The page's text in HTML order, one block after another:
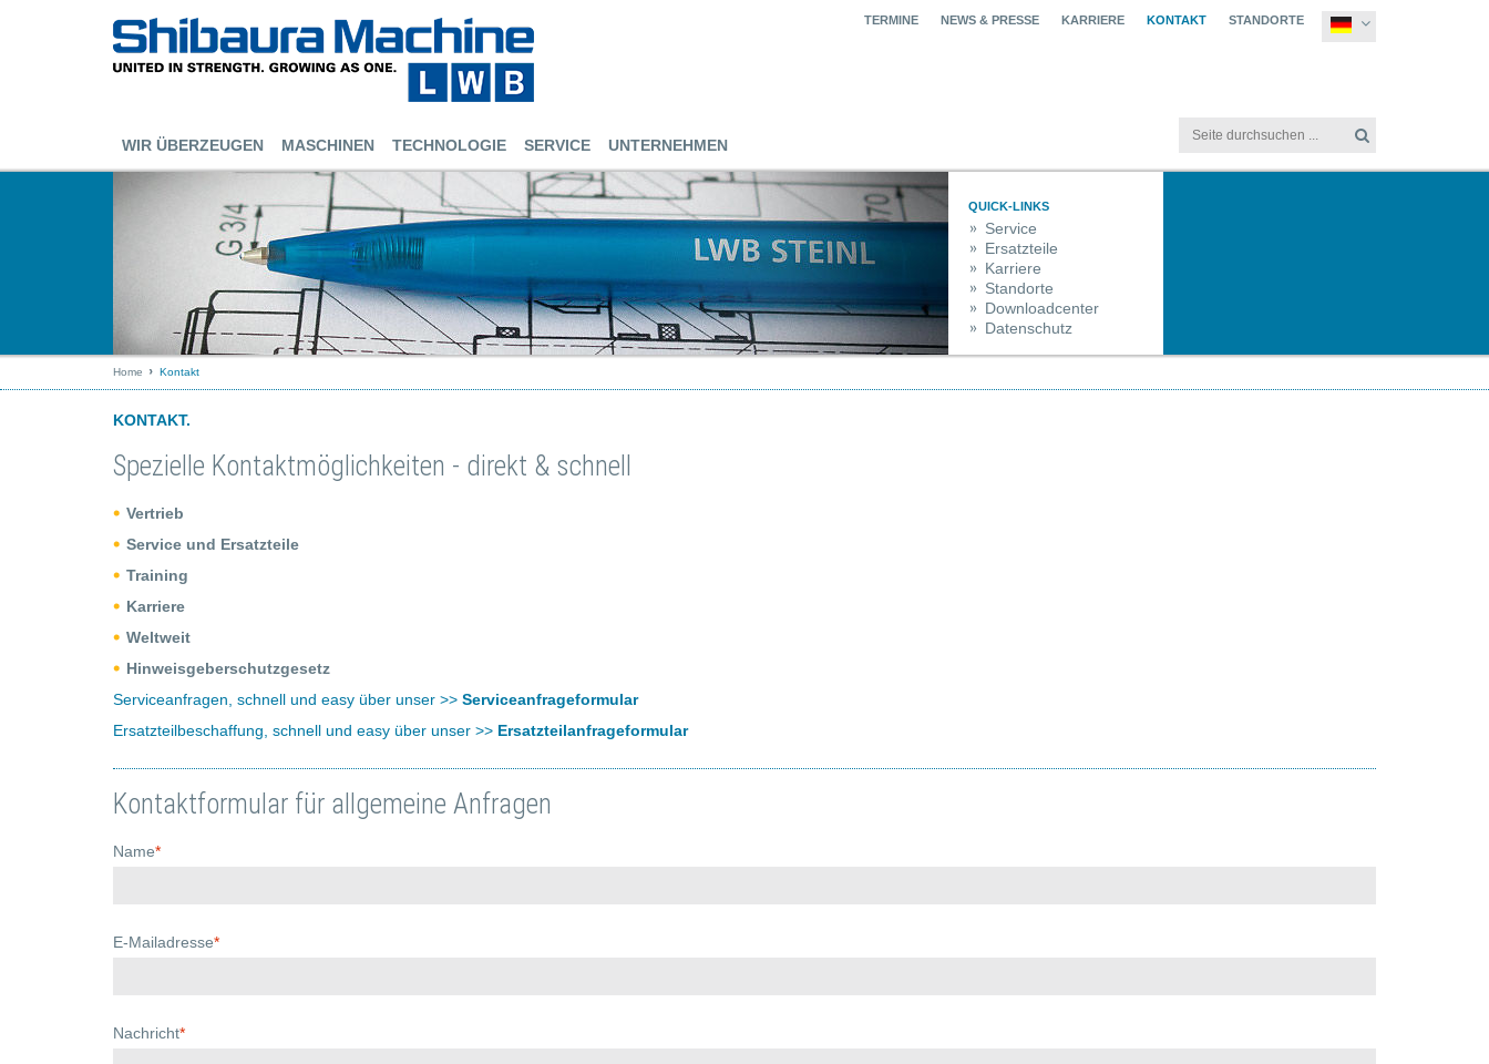
TERMINE NEWS & PRESSE KARRIERE KONTAKT STANDORTE
WIR ÜBERZEUGEN MASCHINEN TECHNOLOGIE SERVICE UNTERNEHMEN
QUICK-LINKS
Service
Ersatzteile
Karriere
Standorte
Downloadcenter
Datenschutz
Home Kontakt
KONTAKT.
Spezielle Kontaktmöglichkeiten - direkt & schnell
Vertrieb
Service und Ersatzteile
Training
Karriere
Weltweit
Hinweisgeberschutzgesetz
Serviceanfragen, schnell und easy über unser >> Serviceanfrageformular
Ersatzteilbeschaffung, schnell und easy über unser >> Ersatzteilanfrageformular
Kontaktformular für allgemeine Anfragen
Name*
E-Mailadresse*
Nachricht*